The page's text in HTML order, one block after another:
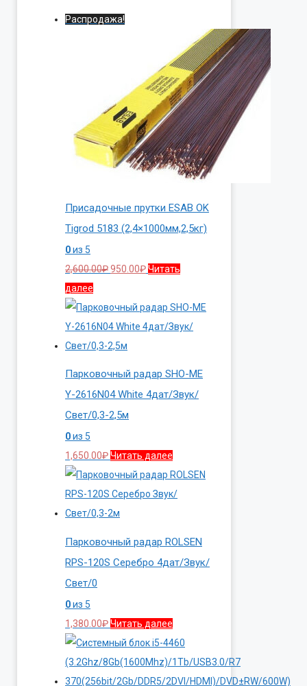
Распродажа!
Присадочные прутки ESAB OK
Tigrod 5183 (2,4×1000мм,2,5кг)
0из 5
2,600.00₽Первоначальная
составляла
2,600.00₽.
950.00₽Текущая
950.00₽.
Читать
далее
Парковочный радар SHO-ME
Y-2616N04 White 4дат/Звук/
Свет/0,3-2,5м
0из 5
1,650.00₽Читать далее
Парковочный радар ROLSEN
RPS-120S Серебро 4дат/Звук/
Свет/0
0из 5
1,380.00₽Читать далее